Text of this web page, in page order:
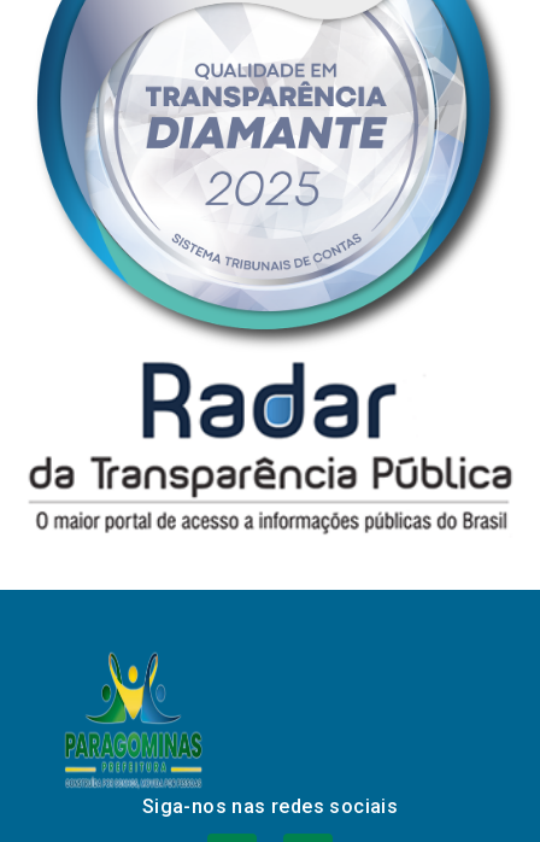
Siga-nos nas redes sociais